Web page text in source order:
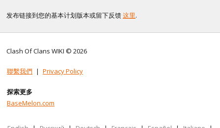
发布链接到您的基本计划版本或留下反馈这里.
Clash Of Clans WIKI © 2026
聯繫我們 | Privacy Policy
探索更多
BaseMelon.com